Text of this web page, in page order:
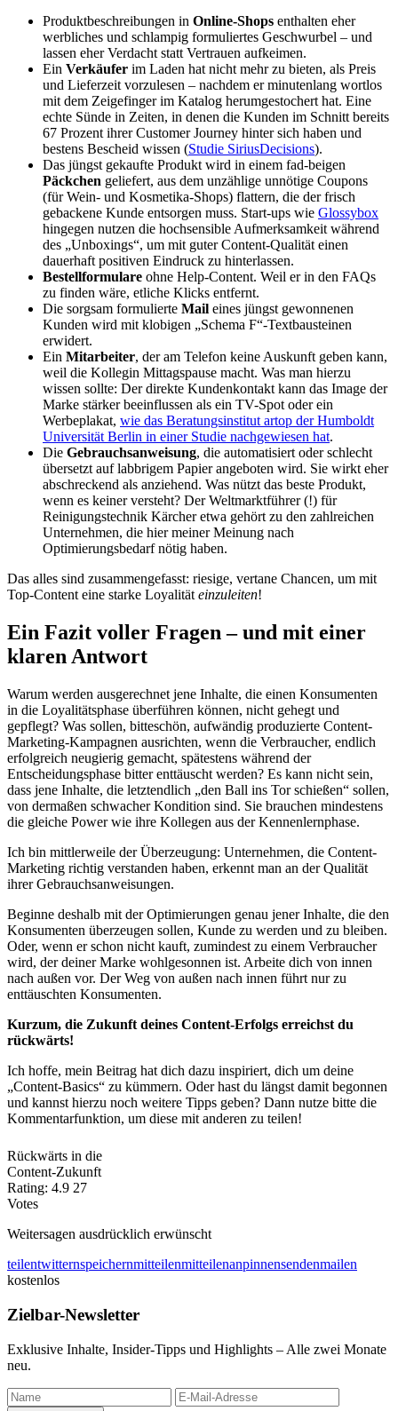
Produktbeschreibungen in Online-Shops enthalten eher
werbliches und schlampig formuliertes Geschwurbel – und
lassen eher Verdacht statt Vertrauen aufkeimen.
Ein Verkäufer im Laden hat nicht mehr zu bieten, als Preis
und Lieferzeit vorzulesen – nachdem er minutenlang wortlos
mit dem Zeigefinger im Katalog herumgestochert hat. Eine
echte Sünde in Zeiten, in denen die Kunden im Schnitt bereits
67 Prozent ihrer Customer Journey hinter sich haben und
bestens Bescheid wissen (Studie SiriusDecisions).
Das jüngst gekaufte Produkt wird in einem fad-beigen
Päckchen geliefert, aus dem unzählige unnötige Coupons
(für Wein- und Kosmetika-Shops) flattern, die der frisch
gebackene Kunde entsorgen muss. Start-ups wie Glossybox
hingegen nutzen die hochsensible Aufmerksamkeit während
des „Unboxings“, um mit guter Content-Qualität einen
dauerhaft positiven Eindruck zu hinterlassen.
Bestellformulare ohne Help-Content. Weil er in den FAQs
zu finden wäre, etliche Klicks entfernt.
Die sorgsam formulierte Mail eines jüngst gewonnenen
Kunden wird mit klobigen „Schema F“-Textbausteinen
erwidert.
Ein Mitarbeiter, der am Telefon keine Auskunft geben kann,
weil die Kollegin Mittagspause macht. Was man hierzu
wissen sollte: Der direkte Kundenkontakt kann das Image der
Marke stärker beeinflussen als ein TV-Spot oder ein
Werbeplakat, wie das Beratungsinstitut artop der Humboldt
Universität Berlin in einer Studie nachgewiesen hat.
Die Gebrauchsanweisung, die automatisiert oder schlecht
übersetzt auf labbrigem Papier angeboten wird. Sie wirkt eher
abschreckend als anziehend. Was nützt das beste Produkt,
wenn es keiner versteht? Der Weltmarktführer (!) für
Reinigungstechnik Kärcher etwa gehört zu den zahlreichen
Unternehmen, die hier meiner Meinung nach
Optimierungsbedarf nötig haben.
Das alles sind zusammengefasst: riesige, vertane Chancen, um mit
Top-Content eine starke Loyalitäteinzuleiten!
Ein Fazit voller Fragen – und mit einer
klaren Antwort
Warum werden ausgerechnet jene Inhalte, die einen Konsumenten
in die Loyalitätsphase überführen können, nicht gehegt und
gepflegt? Was sollen, bitteschön, aufwändig produzierte Content-
Marketing-Kampagnen ausrichten, wenn die Verbraucher, endlich
erfolgreich neugierig gemacht, spätestens während der
Entscheidungsphase bitter enttäuscht werden? Es kann nicht sein,
dass jene Inhalte, die letztendlich „den Ball ins Tor schießen“ sollen,
von dermaßen schwacher Kondition sind. Sie brauchen mindestens
die gleiche Power wie ihre Kollegen aus der Kennenlernphase.
Ich bin mittlerweile der Überzeugung: Unternehmen, die Content-
Marketing richtig verstanden haben, erkennt man an der Qualität
ihrer Gebrauchsanweisungen.
Beginne deshalb mit der Optimierungen genau jener Inhalte, die den
Konsumenten überzeugen sollen, Kunde zu werden und zu bleiben.
Oder, wenn er schon nicht kauft, zumindest zu einem Verbraucher
wird, der deiner Marke wohlgesonnen ist. Arbeite dich von innen
nach außen vor. Der Weg von außen nach innen führt nur zu
enttäuschten Konsumenten.
Kurzum, die Zukunft deines Content-Erfolgs erreichst du
rückwärts!
Ich hoffe, mein Beitrag hat dich dazu inspiriert, dich um deine
„Content-Basics“ zu kümmern. Oder hast du längst damit begonnen
und kannst hierzu noch weitere Tipps geben? Dann nutze bitte die
Kommentarfunktion, um diese mit anderen zu teilen!
Rückwärts in die
Content-Zukunft
Rating: 4.9 27
Votes
Weitersagen ausdrücklich erwünscht
teilentwitternspeichernmitteilenmitteilenanpinnensendenmailen
kostenlos
Zielbar-Newsletter
Exklusive Inhalte, Insider-Tipps und Highlights – Alle zwei Monate
neu.